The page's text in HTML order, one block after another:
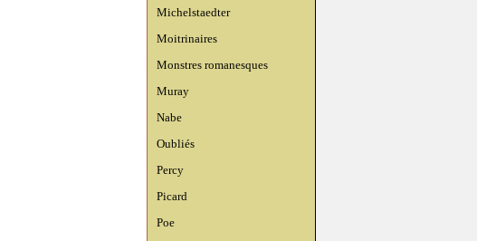
Michelstaedter
Moitrinaires
Monstres romanesques
Muray
Nabe
Oubliés
Percy
Picard
Poe